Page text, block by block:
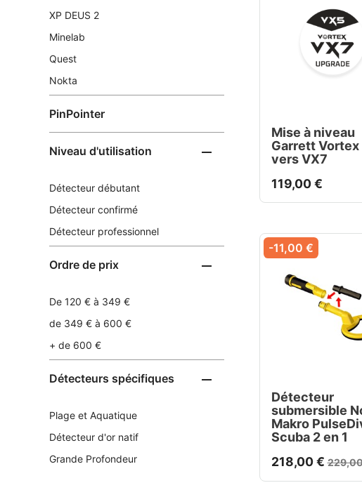
XP DEUS 2
Minelab
Quest
Nokta
PinPointer
Niveau d'utilisation 
Détecteur débutant
Détecteur confirmé
Détecteur professionnel
Ordre de prix 
De 120 € à 349 €
de 349 € à 600 €
+ de 600 €
Détecteurs spécifiques 
Plage et Aquatique
Détecteur d'or natif
Grande Profondeur
Mise à niveau
Garrett Vortex
vers VX7
119,00 €
Détecteur
submersible
Makro
Scuba 2 en 1
218,00 €
-11,00 €